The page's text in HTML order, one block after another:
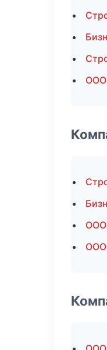
ООО
ООО
ООО